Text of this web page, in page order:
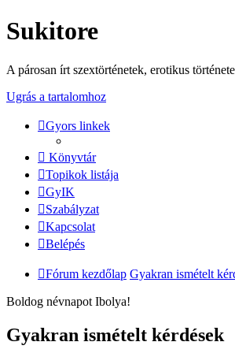
Sukitore
A párosan írt szextörténetek, erotikus
Ugrás a tartalomhoz
Gyors linkek
Könyvtár
Topikok listája
GyIK
Szabályzat
Kapcsolat
Belépés
Fórum kezdőlap Gyakran ismételt
Boldog névnapot Ibolya!
Gyakran ismételt kérdések